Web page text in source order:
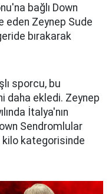
bağlı Down
eden Zeynep Sude
bırakarak
sporcu, bu
daha ekledi. Zeynep
İtalya'nın
Sendromlular
kilo kategorisinde